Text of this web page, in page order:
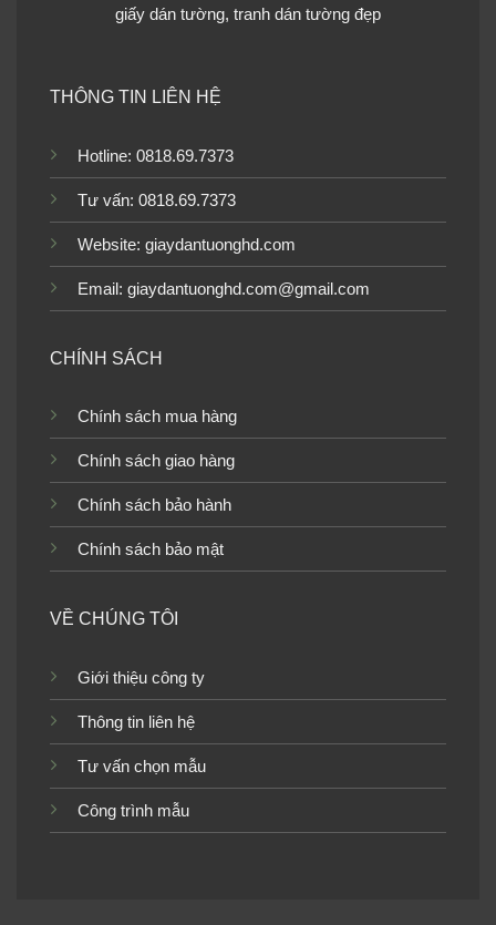
giấy dán tường, tranh dán tường đẹp
THÔNG TIN LIÊN HỆ
Hotline: 0818.69.7373
Tư vấn: 0818.69.7373
Website: giaydantuonghd.com
Email: giaydantuonghd.com@gmail.com
CHÍNH SÁCH
Chính sách mua hàng
Chính sách giao hàng
Chính sách bảo hành
Chính sách bảo mật
VỀ CHÚNG TÔI
Giới thiệu công ty
Thông tin liên hệ
Tư vấn chọn mẫu
Công trình mẫu